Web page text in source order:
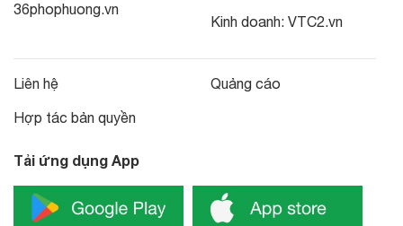
36phophuong.vn
Kinh doanh: VTC2.vn
Liên hệ
Hợp tác bản quyền
Quảng cáo
Tải ứng dụng App